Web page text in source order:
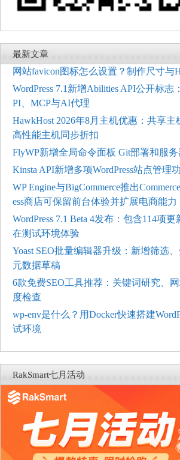
最新文章
网站favicon图标怎么设置？制作尺寸与
WordPress 7.1新增Abilities API公开标志
PI、MCP与AI代理
HawkHost 2026年8月主机优惠：共享主
高性能主机同步折扣
FlyWP新增全局命令面板 Git部署和服
Kinsta API新增多项WordPress站点管理
WP Engine与BigCommerce推出
ess商店可保留前台体验并扩展电商能力
WordPress 7.1 Beta 4发布：包含114项
在测试环境体验
Yoast SEO批量编辑器升级：新增筛选
元数据草稿
6款免费SEO工具推荐：关键词研究、
度检查
wp-env是什么？用Docker快速搭建
试环境
RakSmart七月活动